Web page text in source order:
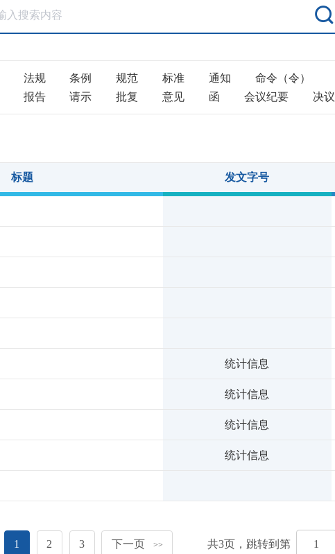
法规 条例 规范 标准 通知 命令（令）
报告 请示 批复 意见 函 会议纪要 决议
标题 发文字号
统计信息
统计信息
统计信息
统计信息
1 2 3 下一页 >> 共3页，跳转到第